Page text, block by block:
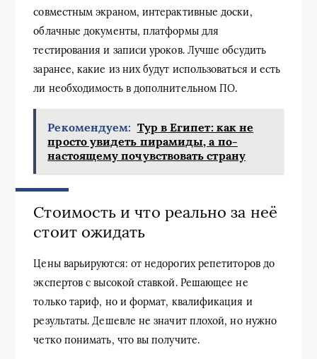
совместным экраном, интерактивные доски,
облачные документы, платформы для
тестирования и записи уроков. Лучше обсудить
заранее, какие из них будут использоваться и есть
ли необходимость в дополнительном ПО.
Рекомендуем: Тур в Египет: как не
просто увидеть пирамиды, а по-
настоящему почувствовать страну
Стоимость и что реально за неё
стоит ожидать
Цены варьируются: от недорогих репетиторов до
экспертов с высокой ставкой. Решающее не
только тариф, но и формат, квалификация и
результаты. Дешевле не значит плохой, но нужно
четко понимать, что вы получите.